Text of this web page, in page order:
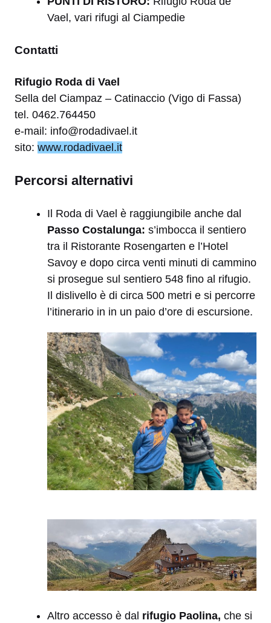
Vael, vari rifugi al Ciampedie
Contatti
Rifugio Roda di Vael
Sella del Ciampaz – Catinaccio (Vigo di Fassa)
tel. 0462.764450
e-mail: info@rodadivael.it
sito: www.rodadivael.it
Percorsi alternativi
Il Roda di Vael è raggiungibile anche dal
Passo Costalunga: s’imbocca il sentiero
tra il Ristorante Rosengarten e l’Hotel
Savoy e dopo circa venti minuti di cammino
si prosegue sul sentiero 548 fino al rifugio.
Il dislivello è di circa 500 metri e si percorre
l’itinerario in in un paio d’ore di escursione.
Altro accesso è dal rifugio Paolina, che si